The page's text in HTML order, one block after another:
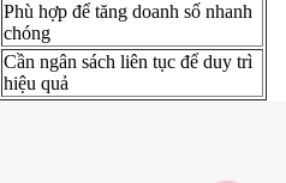
Phù hợp để tăng doanh số nhanh
chóng
Cần ngân sách liên tục để duy trì
hiệu quả